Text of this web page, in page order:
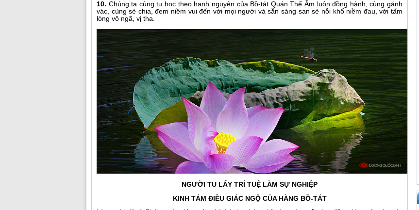
10. Chúng ta cùng tu học theo hạnh nguyện của Bồ-tát Quán Thế Âm luôn đồng hành, cùng gánh
vác, cùng sẻ chia, đem niềm vui đến với mọi người và sẵn sàng san sẻ nỗi khổ niềm đau, với tấm
lòng vô ngã, vị tha.
NGƯỜI TU LẤY TRÍ TUỆ LÀM SỰ NGHIỆP
KINH TÁM ĐIỀU GIÁC NGỘ CỦA HÀNG BỒ-TÁT